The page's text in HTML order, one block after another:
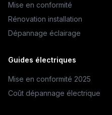
Mise en conformité
Rénovation installation
Dépannage éclairage
Guides électriques
Mise en conformité 2025
Coût dépannage électrique